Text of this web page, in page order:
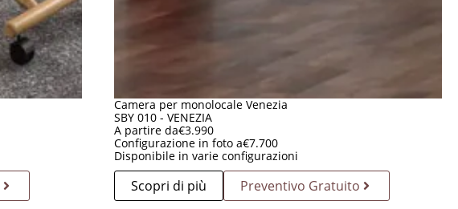
Camera per monolocale Venezia
SBY 010 - VENEZIA
A partire da€3.990
Configurazione in foto a€7.700
Disponibile in varie configurazioni
Scopri di più Preventivo Gratuito